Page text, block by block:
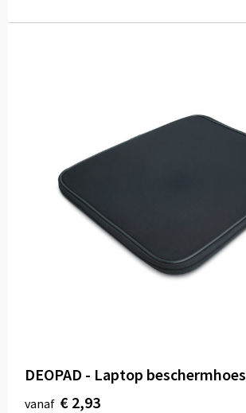
DEOPAD - Laptop beschermhoes
vanaf € 2,93